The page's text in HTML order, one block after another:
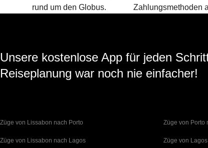
rund um den Globus.
Zahlungsmethoden
Unsere kostenlose App für jeden
Reiseplanung war noch nie einfacher!
Züge von Lissabon nach Porto Züge von Porto
Züge von Lissabon nach Lagos Züge von